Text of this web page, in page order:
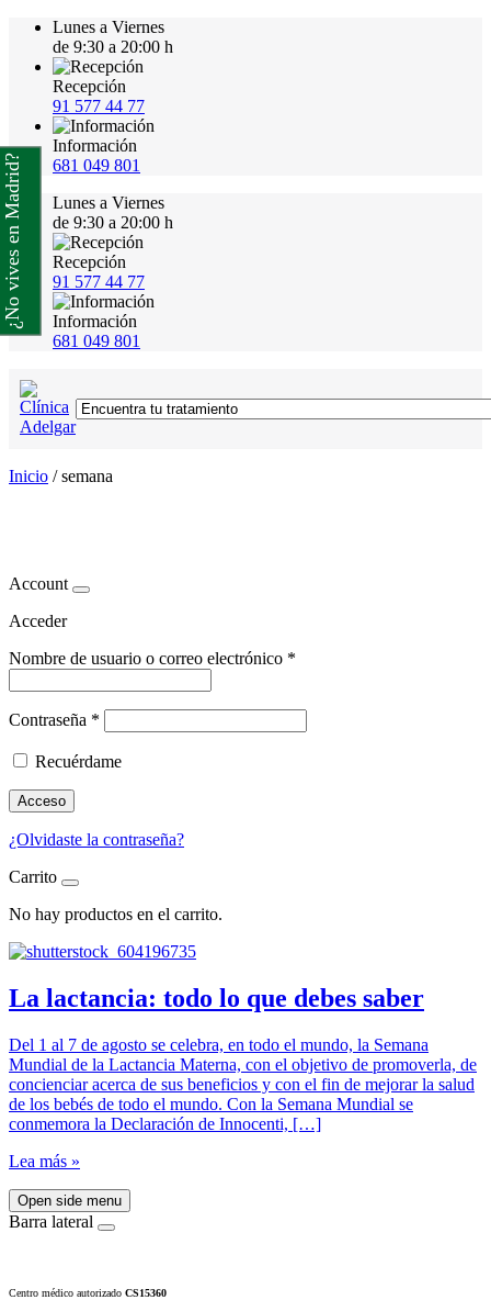
Lunes a Viernes
de 9:30 a 20:00 h
Recepción
91 577 44 77
Información
681 049 801
Lunes a Viernes
de 9:30 a 20:00 h
Recepción
91 577 44 77
Información
681 049 801
Inicio /semana
Account
Acceder
Nombre de usuario o correo electrónico *
Contraseña *
Recuérdame
Acceso
¿Olvidaste la contraseña?
Carrito
No hay productos en el carrito.
La lactancia: todo lo que debes saber
Del 1 al 7 de agosto se celebra, en todo el mundo, la Semana
Mundial de la Lactancia Materna, con el objetivo de promoverla, de
concienciar acerca de sus beneficios y con el fin de mejorar la salud
de los bebés de todo el mundo. Con la Semana Mundial se
conmemora la Declaración de Innocenti, […]
Lea más »
Open side menu
Barra lateral
Centro médico autorizado CS15360
¿No vives en Madrid?